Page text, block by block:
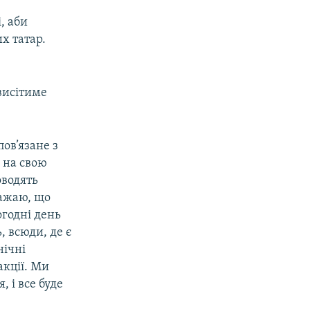
аби
татар.
з
на свою
що
день
всюди, де є
Ми
і все буде